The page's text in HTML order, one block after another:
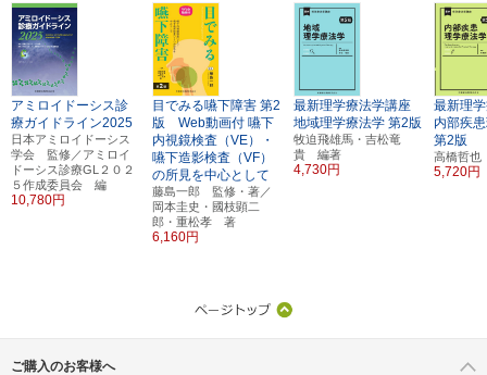
アミロイドーシス診
療ガイドライン2025
日本アミロイドーシス
学会 監修／アミロイ
ドーシス診療GL２０２
５作成委員会 編
10,780円
目でみる嚥下障害 第2
版 Web動画付 嚥下
内視鏡検査（VE）・
嚥下造影検査（VF）
の所見を中心として
藤島一郎 監修・著／
岡本圭史・國枝顕二
郎・重松孝 著
6,160円
最新理学療法学講座
地域理学療法学 第2版
牧迫飛雄馬・吉松竜
貴 編著
4,730円
最新理
内部疾
第2版
高橋哲
5,720円
ご購入のお客様へ